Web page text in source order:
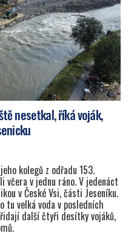
nesetkal, říká voják,
kolegů z odřadu 153.
včera v jednu ráno. V jedenáct
v České Vsi, části Jeseníku.
tu velká voda v posledních
další čtyři desítky vojáků,